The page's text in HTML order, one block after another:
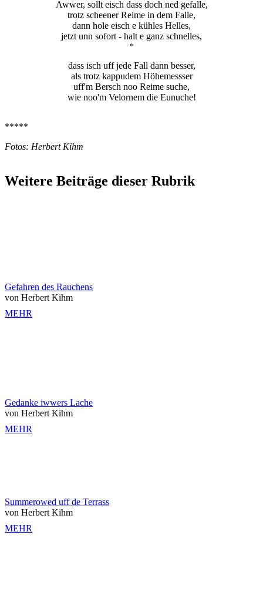
Awwer, sollt eisch dass doch ned gefalle,
trotz scheener Reime in dem Falle,
dann hole eisch e kühles Helles,
jetzt unn sofort - halt e ganz schnelles,
*
dass isch uff jede Fall dann besser,
als trotz kappudem Höhemessser
uff'm Bersch noo Reime suche,
wie noo'm Velornem die Eunuche!
*****
Fotos: Herbert Kihm
Weitere Beiträge dieser Rubrik
Gefahren des Rauchens
von Herbert Kihm
MEHR
Gedanke iwwers Lache
von Herbert Kihm
MEHR
Summerowed uff de Terrass
von Herbert Kihm
MEHR